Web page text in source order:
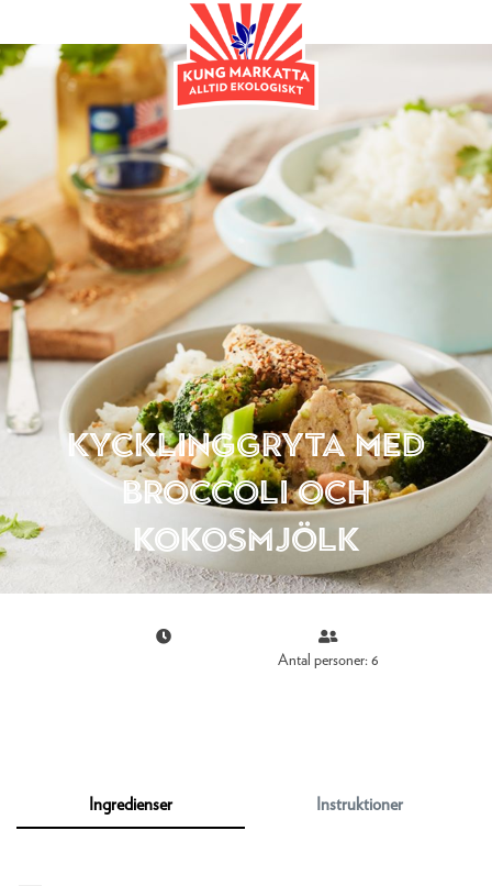
Kycklinggryta med
broccoli och
kokosmjölk
Huvudrätt
Antal personer: 6
Ingredienser Instruktioner